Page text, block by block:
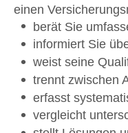
einen
berät Sie
informiert Sie
weist seine
trennt zwischen
erfasst
vergleicht